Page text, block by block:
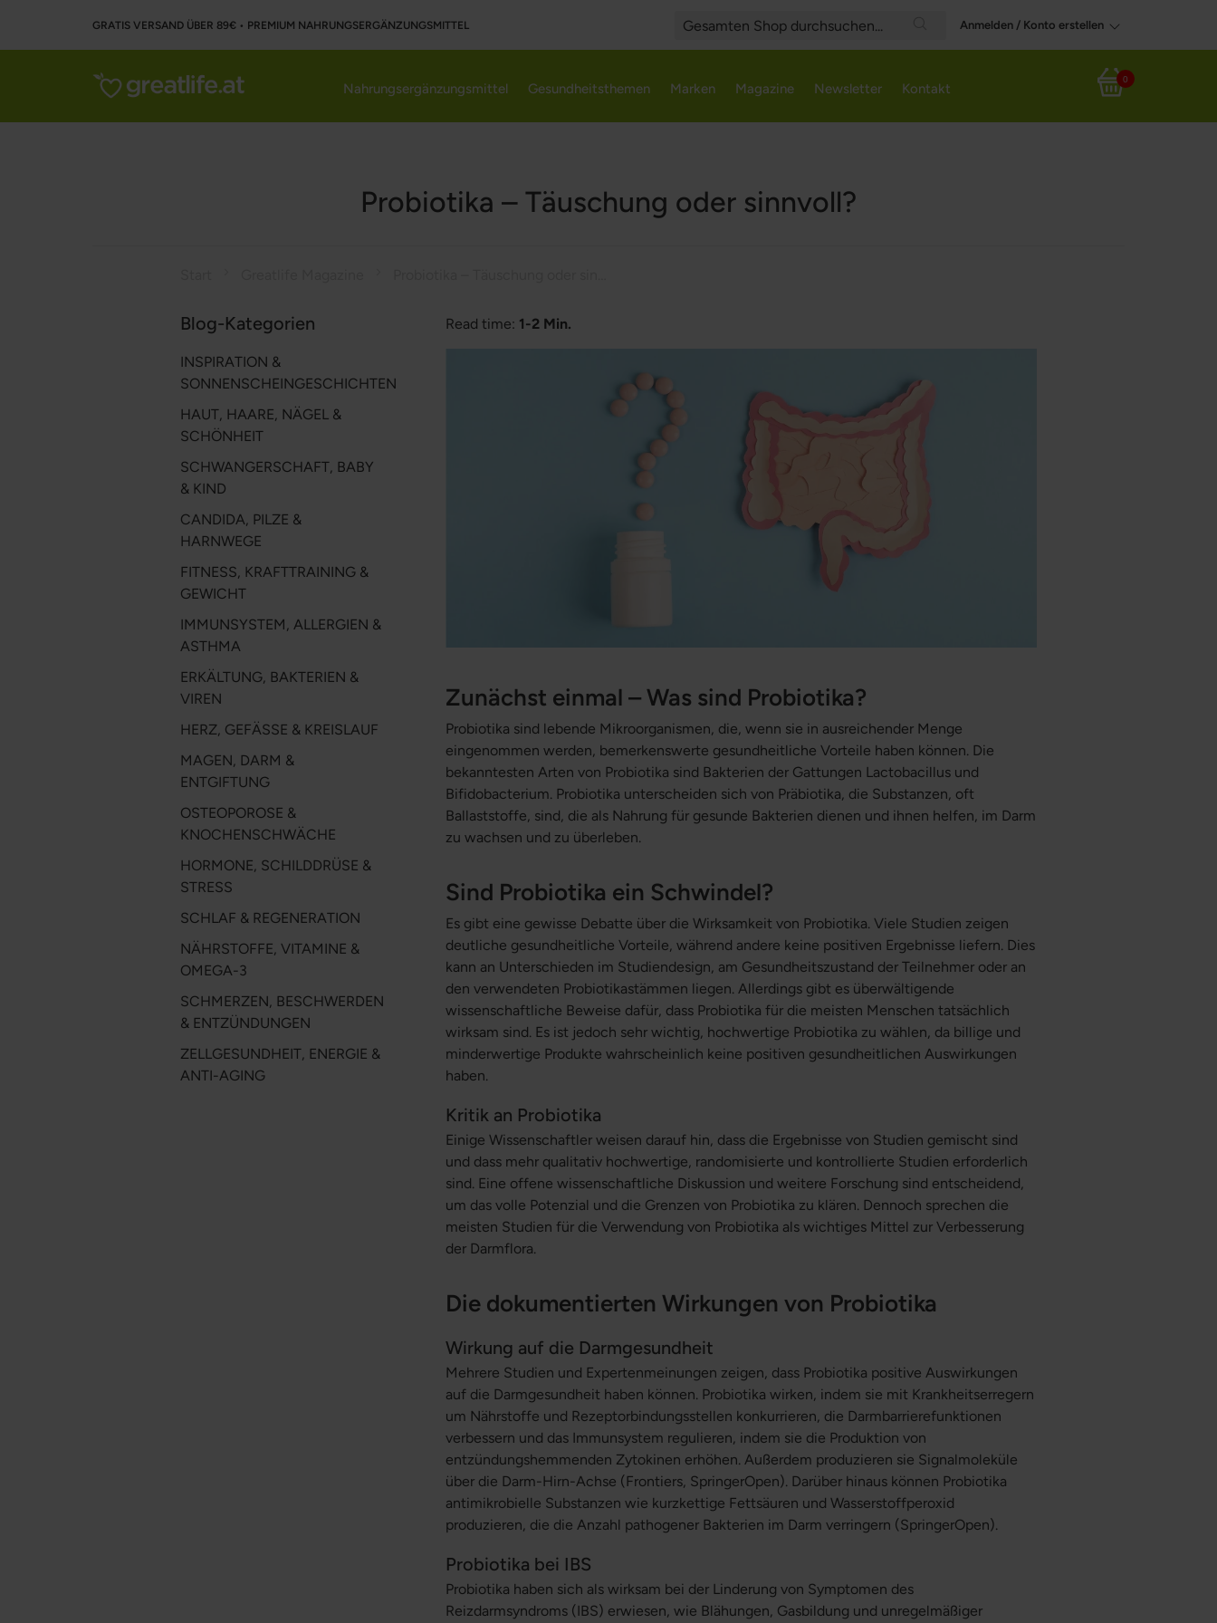
GRATIS VERSAND ÜBER 89€ • PREMIUM NAHRUNGSERGÄNZUNGSMITTEL
Search
Anmelden / Konto erstellen
Mein Warenkorb
0
Nahrungsergänzungsmittel Gesundheitsthemen Marken Magazine Newsletter Kontakt
Probiotika – Täuschung oder sinnvoll?
Read time: 1-2 Min.
Zunächst einmal – Was sind Probiotika?
Probiotika sind lebende Mikroorganismen, die, wenn sie in ausreichender Menge
eingenommen werden, bemerkenswerte gesundheitliche Vorteile haben können. Die
bekanntesten Arten von Probiotika sind Bakterien der Gattungen Lactobacillus und
Bifidobacterium. Probiotika unterscheiden sich von Präbiotika, die Substanzen, oft
Ballaststoffe, sind, die als Nahrung für gesunde Bakterien dienen und ihnen helfen, im Darm
zu wachsen und zu überleben.
Sind Probiotika ein Schwindel?
Es gibt eine gewisse Debatte über die Wirksamkeit von Probiotika. Viele Studien zeigen
deutliche gesundheitliche Vorteile, während andere keine positiven Ergebnisse liefern. Dies
kann an Unterschieden im Studiendesign, am Gesundheitszustand der Teilnehmer oder an
den verwendeten Probiotikastämmen liegen. Allerdings gibt es überwältigende
wissenschaftliche Beweise dafür, dass Probiotika für die meisten Menschen tatsächlich
wirksam sind. Es ist jedoch sehr wichtig, hochwertige Probiotika zu wählen, da billige und
minderwertige Produkte wahrscheinlich keine positiven gesundheitlichen Auswirkungen
haben.
Kritik an Probiotika
Einige Wissenschaftler weisen darauf hin, dass die Ergebnisse von Studien gemischt sind
und dass mehr qualitativ hochwertige, randomisierte und kontrollierte Studien erforderlich
sind. Eine offene wissenschaftliche Diskussion und weitere Forschung sind entscheidend,
um das volle Potenzial und die Grenzen von Probiotika zu klären. Dennoch sprechen die
meisten Studien für die Verwendung von Probiotika als wichtiges Mittel zur Verbesserung
der Darmflora.
Die dokumentierten Wirkungen von Probiotika
Wirkung auf die Darmgesundheit
Mehrere Studien und Expertenmeinungen zeigen, dass Probiotika positive Auswirkungen
auf die Darmgesundheit haben können. Probiotika wirken, indem sie mit Krankheitserregern
um Nährstoffe und Rezeptorbindungsstellen konkurrieren, die Darmbarrierefunktionen
verbessern und das Immunsystem regulieren, indem sie die Produktion von
entzündungshemmenden Zytokinen erhöhen. Außerdem produzieren sie Signalmoleküle
über die Darm-Hirn-Achse (Frontiers, SpringerOpen). Darüber hinaus können Probiotika
antimikrobielle Substanzen wie kurzkettige Fettsäuren und Wasserstoffperoxid
produzieren, die die Anzahl pathogener Bakterien im Darm verringern (SpringerOpen).
Probiotika bei IBS
Probiotika haben sich als wirksam bei der Linderung von Symptomen des
Reizdarmsyndroms (IBS) erwiesen, wie Blähungen, Gasbildung und unregelmäßiger
Blog-Kategorien
INSPIRATION &
SONNENSCHEINGESCHICHTEN
HAUT, HAARE, NÄGEL &
SCHÖNHEIT
SCHWANGERSCHAFT, BABY
& KIND
CANDIDA, PILZE &
HARNWEGE
FITNESS, KRAFTTRAINING &
GEWICHT
IMMUNSYSTEM, ALLERGIEN &
ASTHMA
ERKÄLTUNG, BAKTERIEN &
VIREN
HERZ, GEFÄSSE & KREISLAUF
MAGEN, DARM &
ENTGIFTUNG
OSTEOPOROSE &
KNOCHENSCHWÄCHE
HORMONE, SCHILDDRÜSE &
STRESS
SCHLAF & REGENERATION
NÄHRSTOFFE, VITAMINE &
OMEGA-3
SCHMERZEN, BESCHWERDEN
& ENTZÜNDUNGEN
ZELLGESUNDHEIT, ENERGIE &
ANTI-AGING